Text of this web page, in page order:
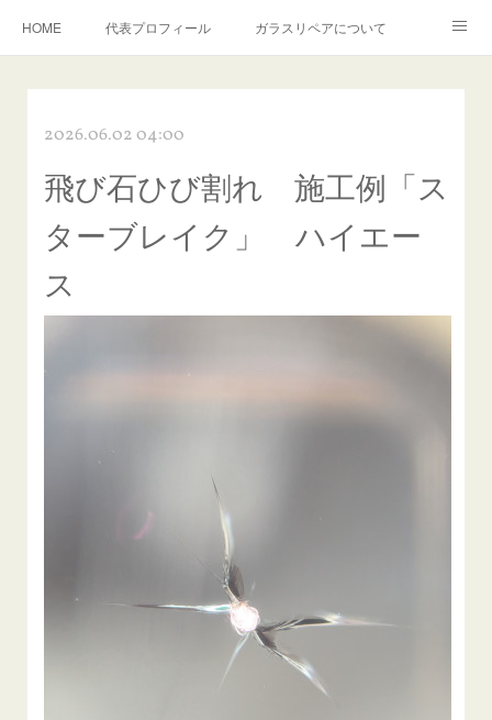
HOME 代表プロフィール ガラスリペアについて
飛び石施工料金について ガラスキズ取り/研磨・磨き・鱗取り
当店へのアクセス 建築ガラスキズ取り・研磨・磨き
【プロ使用】フッ素系ガラストリートメント『アクアペル』
当店の良心的価格の理由について
欧州車モールの白サビやシミを落とす！
2026.06.02 04:00
飛び石ひび割れ 施工例「ス
ターブレイク」 ハイエー
ス